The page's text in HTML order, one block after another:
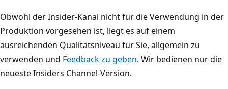
Obwohl der Insider-Kanal nicht für die Verwendung in der
Produktion vorgesehen ist, liegt es auf einem
ausreichenden Qualitätsniveau für Sie, allgemein zu
verwenden und Feedback zu geben. Wir bedienen nur die
neueste Insiders Channel-Version.